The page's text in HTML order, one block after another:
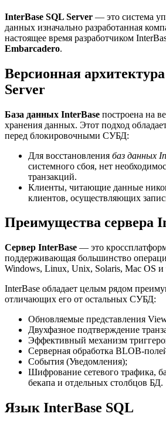
InterBase SQL Server — это система
данных изначально разработанная
настоящее время разработчиком
Embarcadero.
Версионная
Server
База данных InterBase построена на
хранения данных. Этот подход
перед блокировочными СУБД:
Для восстановления баз данных
системного сбоя, нет
транзакций.
Клиенты, читающие данные
клиентов, осуществляющих
Преимущества сервера
Сервер InterBase — это
поддерживающая большинство
Windows, Linux, Unix, Solaris, Mac OS и
InterBase обладает целым рядом
отличающих его от остальных СУБД:
Обновляемые представления
Двухфазное подтверждение
Эффективный механизм
Серверная обработка BLOB-
События (Уведомления);
Шифрование сетевого трафика,
бекапа и отдельных столбцов БД.
Язык InterBase SQL